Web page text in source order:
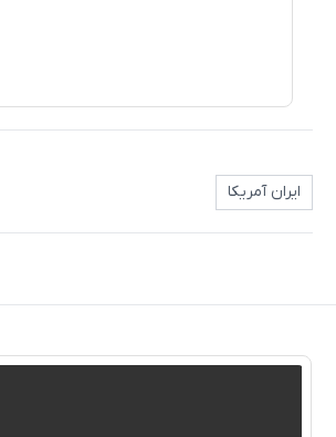
ایران آمریکا